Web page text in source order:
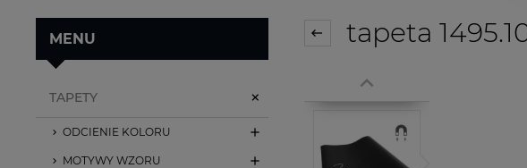
MENU
TAPETY
ODCIENIE KOLORU
MOTYWY WZORU
tapeta